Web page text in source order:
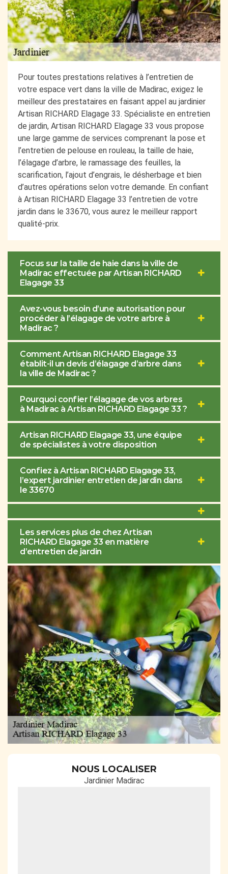
Pour toutes prestations relatives à l’entretien de
votre espace vert dans la ville de Madirac, exigez le
meilleur des prestataires en faisant appel au jardinier
Artisan RICHARD Elagage 33. Spécialiste en entretien
de jardin, Artisan RICHARD Elagage 33 vous propose
une large gamme de services comprenant la pose et
l’entretien de pelouse en rouleau, la taille de haie,
l’élagage d’arbre, le ramassage des feuilles, la
scarification, l’ajout d’engrais, le désherbage et bien
d’autres opérations selon votre demande. En confiant
à Artisan RICHARD Elagage 33 l’entretien de votre
jardin dans le 33670, vous aurez le meilleur rapport
qualité-prix.
Focus sur la taille de haie dans la ville de
Madirac effectuée par Artisan RICHARD
Elagage 33
Avez-vous besoin d’une autorisation pour
procéder à l’élagage de votre arbre à
Madirac ?
Comment Artisan RICHARD Elagage 33
établit-il un devis d’élagage d’arbre dans
la ville de Madirac ?
Pourquoi confier l’élagage de vos arbres
à Madirac à Artisan RICHARD Elagage 33 ?
Artisan RICHARD Elagage 33, une équipe
de spécialistes à votre disposition
Confiez à Artisan RICHARD Elagage 33,
l’expert jardinier entretien de jardin dans
le 33670
Les services plus de chez Artisan
RICHARD Elagage 33 en matière
d’entretien de jardin
NOUS LOCALISER
Jardinier Madirac